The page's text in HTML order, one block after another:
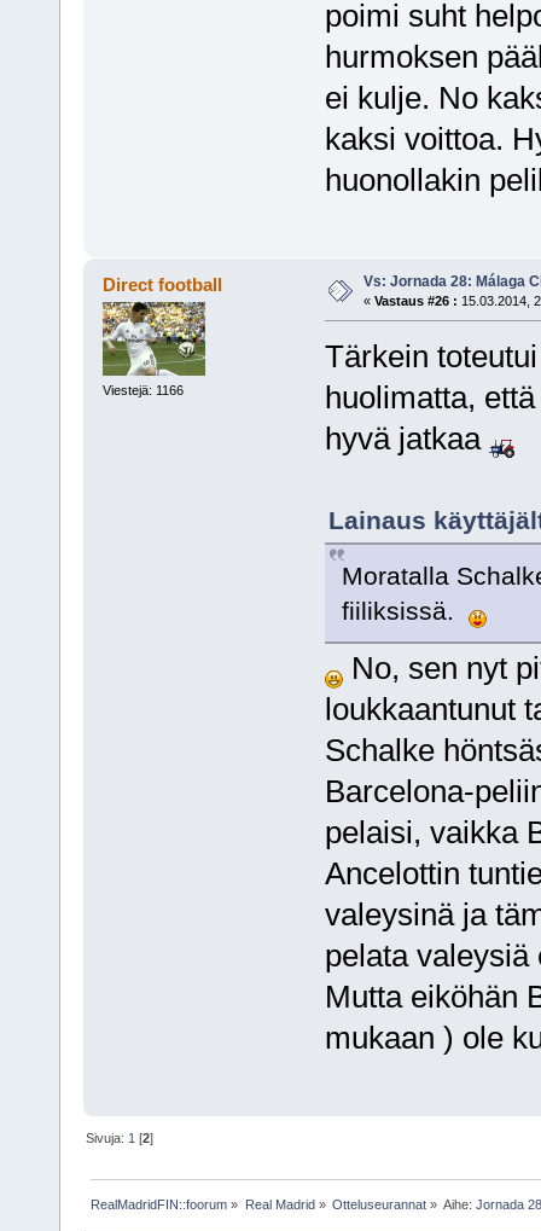
poimi suht
hurmoksen
ei kulje. No
kaksi voittoa.
huonollakin
Direct football
Viestejä: 1166
Vs: Jornada 28: Málaga
« Vastaus #26 : 15.03.2014,
Tärkein
huolimatta,
hyvä jatkaa
Lainaus
Moratalla
fiiliksissä.
No, sen nyt
loukkaantunut
Schalke
Barcelona-
pelaisi, vaikka
Ancelottin
valeysinä ja
pelata valeysiä
Mutta eiköhän
mukaan ) ole
Sivuja: 1 [2]
RealMadridFIN::foorum » Real Madrid» Otteluseurannat» Aihe:Jornada